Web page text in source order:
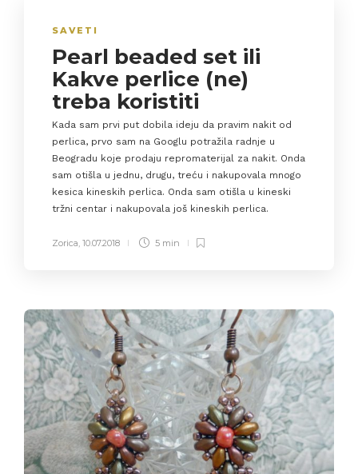
SAVETI
Pearl beaded set ili
Kakve perlice (ne)
treba koristiti
Kada sam prvi put dobila ideju da pravim nakit od
perlica, prvo sam na Googlu potražila radnje u
Beogradu koje prodaju repromaterijal za nakit. Onda
sam otišla u jednu, drugu, treću i nakupovala mnogo
kesica kineskih perlica. Onda sam otišla u kineski
tržni centar i nakupovala još kineskih perlica.
Zorica 10.07.2018 5 min